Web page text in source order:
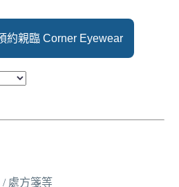
約親臨 Corner Eyewear
處方箋等